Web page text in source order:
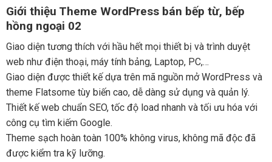
Giới thiệu Theme WordPress bán bếp từ, bếp
hồng ngoại 02
Giao diện tương thích với hầu hết mọi thiết bị và trình duyệt
web như điện thoại, máy tính bảng, Laptop, PC,…
Giao diện được thiết kế dựa trên mã nguồn mở WordPress và
theme Flatsome tùy biến cao, dễ dàng sử dụng và quản lý.
Thiết kế web chuẩn SEO, tốc độ load nhanh và tối ưu hóa với
công cụ tìm kiếm Google.
Theme sạch hoàn toàn 100% không virus, không mã độc đã
được kiểm tra kỹ lưỡng.